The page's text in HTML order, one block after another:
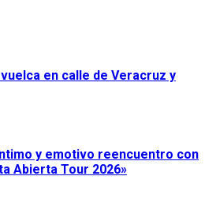
en calle de Veracruz y
y emotivo reencuentro con
Abierta Tour 2026»